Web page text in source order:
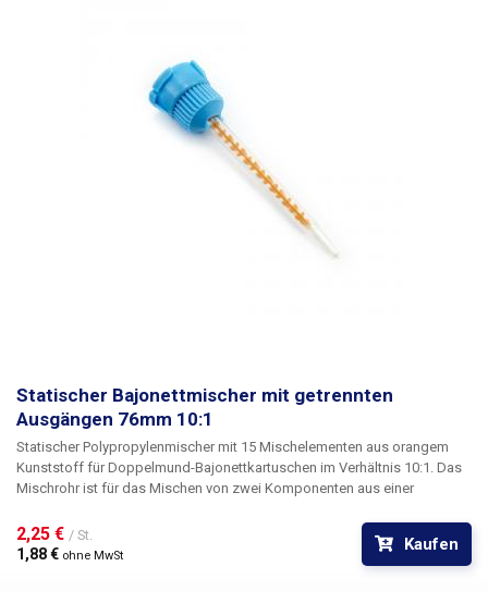
Statischer Bajonettmischer mit getrennten
Ausgängen 76mm 10:1
Statischer Polypropylenmischer mit 15 Mischelementen aus orangem
Kunststoff für Doppelmund-Bajonettkartuschen im Verhältnis 10:1. Das
Mischrohr ist für das Mischen von zwei Komponenten aus einer
Innendurchmesser - konzipiert. Kompatibel mit Dual-Bore-Patronen im
Verhältnis 10:1. Bajonettverschluss. Aufgrund der geringen Länge - 76
mm - ist er nicht für das Mischen aller Arten von Flüssigkeiten geeignet -
2,25 € / St.
1,88 € ohne MwSt
Kaufen